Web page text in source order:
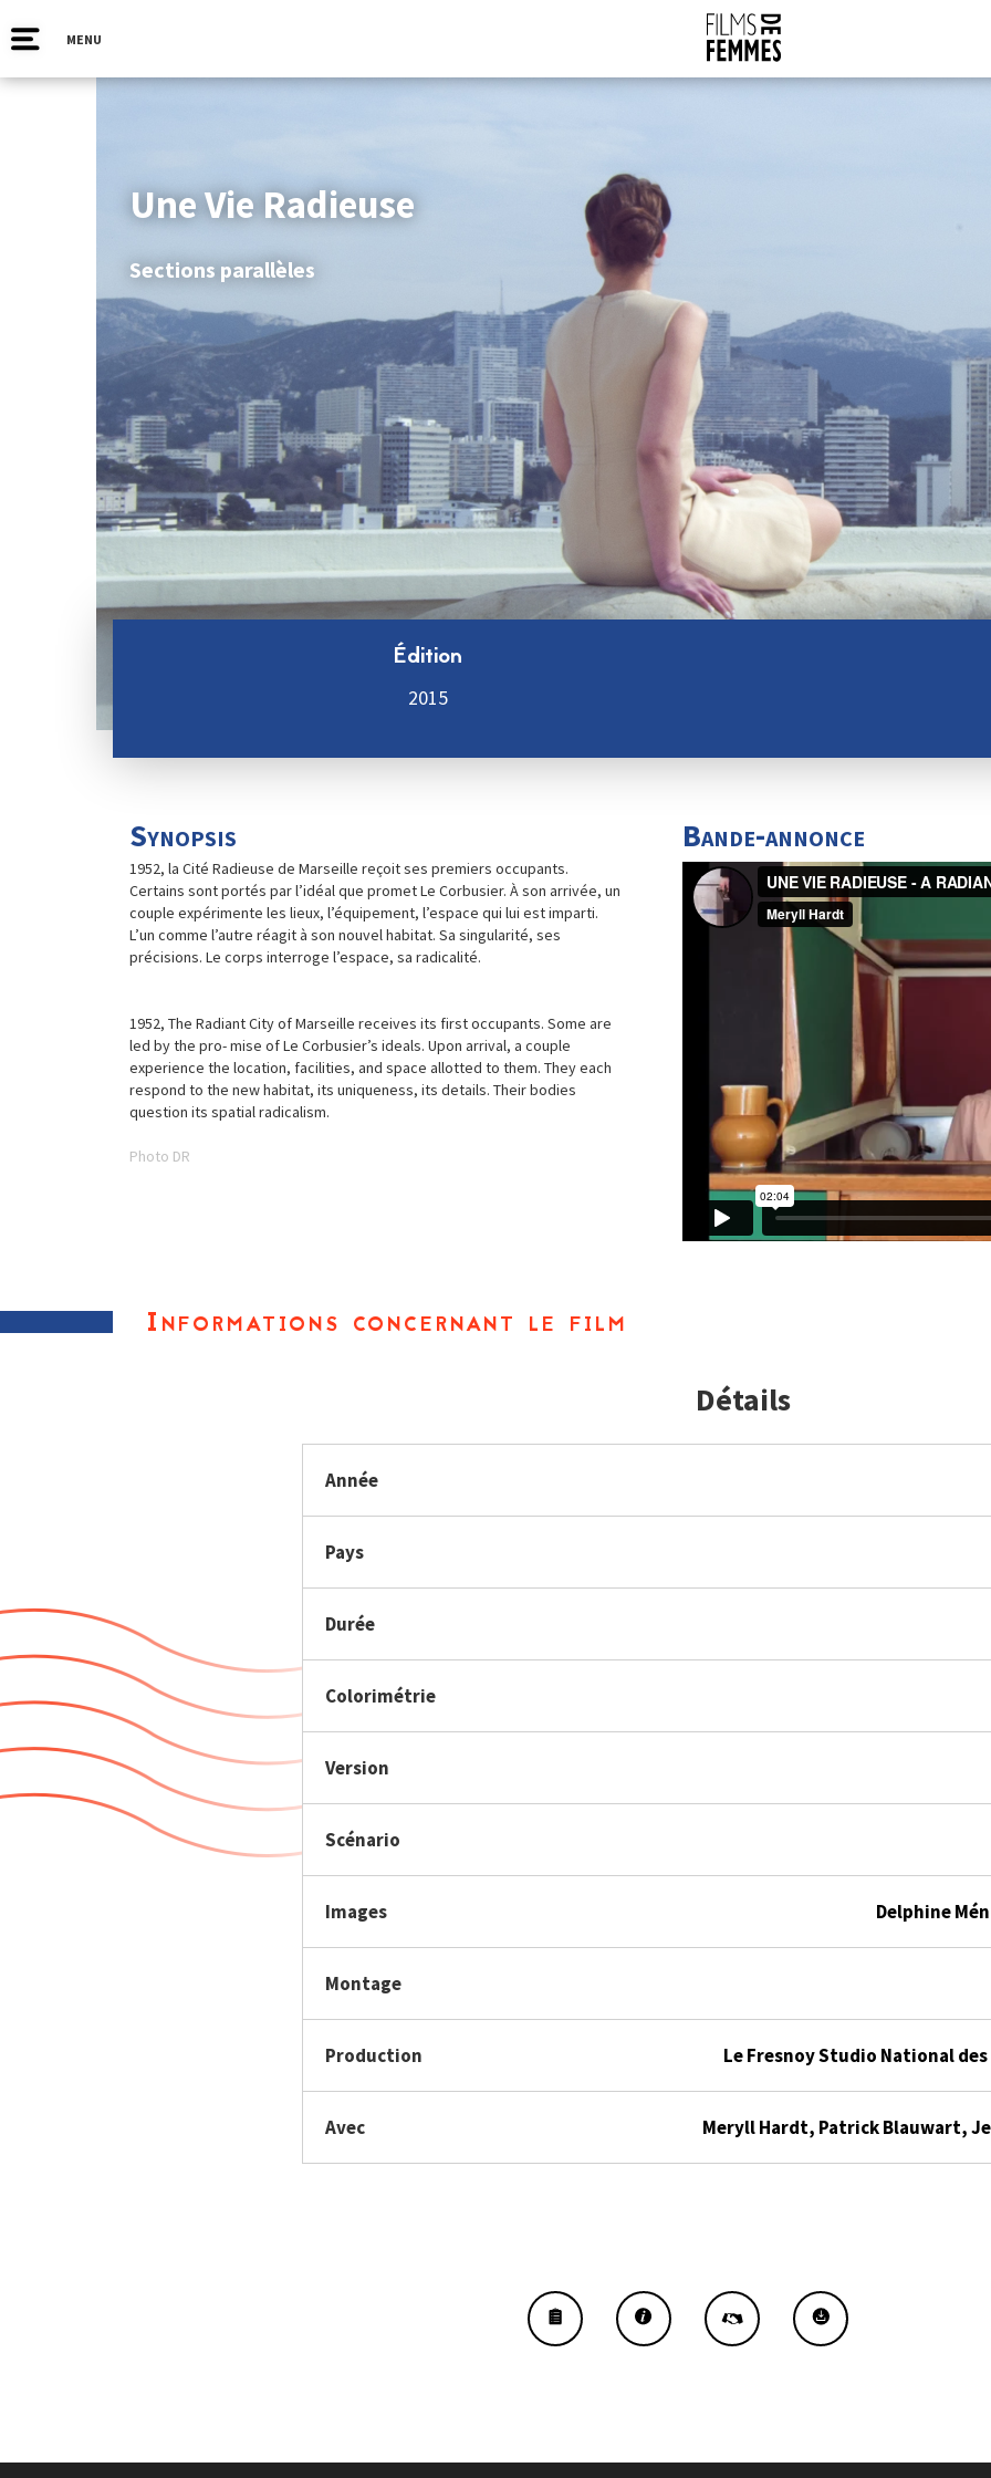
MENU
Une Vie Radieuse
Sections parallèles
Édition
2015
Synopsis
1952, la Cité Radieuse de Marseille reçoit ses premiers occupants.
Certains sont portés par l’idéal que promet Le Corbusier. À son arrivée, un
couple expérimente les lieux, l’équipement, l’espace qui lui est imparti.
L’un comme l’autre réagit à son nouvel habitat. Sa singularité, ses
précisions. Le corps interroge l’espace, sa radicalité.
1952, The Radiant City of Marseille receives its first occupants. Some are
led by the pro- mise of Le Corbusier’s ideals. Upon arrival, a couple
experience the location, facilities, and space allotted to them. They each
respond to the new habitat, its uniqueness, its details. Their bodies
question its spatial radicalism.
Photo DR
Bande-annonce
Informations concernant le film
Détails
Année
Pays
Durée
Colorimétrie
Version
Scénario
Images Delphine
Montage
Production Le Fresnoy Studio National
Avec Meryll Hardt, Patrick Blauwart,